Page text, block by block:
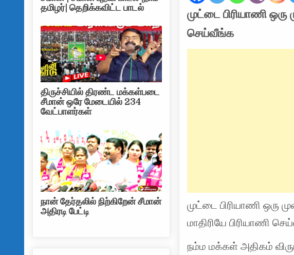
முட்டை பிரியாணி ஒரு
செய்வீங்க
முட்டை பிரியாணி ஒரு
மாதிரியே பிரியாணி
நம்ம மக்கள் அதிகம்
தமிழர்| தெறிக்கவிட்ட பாடல்
திருச்சியில் திரண்ட மக்கள்படை
சீமான் ஒரே மேடையில் 234
வேட்பாளர்கள்
நான் தேர்தலில் நிற்கிறேன் சீமான்
அதிரடி பேட்டி